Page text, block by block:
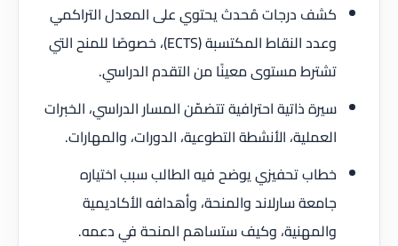
كشف درجات مُحدث يحتوي على المعدل التراكمي
وعدد النقاط المكتسبة (ECTS)، خصوصًا للمنح التي
تشترط مستوى معينًا من التقدم الدراسي.
سيرة ذاتية احترافية تتضمّن المسار الدراسي، الخبرات
العملية، الأنشطة التطوعية، الدورات، والمهارات.
خطاب تحفيزي يوضح فيه الطالب سبب اختياره
جامعة سارلاند والمنحة، وأهدافه الأكاديمية
والمهنية، وكيف ستساهم المنحة في دعمه.